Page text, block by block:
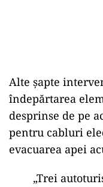
Alte șapte
îndepărtarea
desprinse de pe
pentru cabluri
evacuarea apei
„Trei